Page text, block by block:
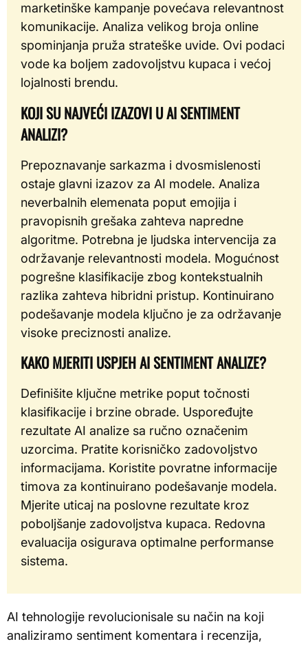
marketinške kampanje povećava relevantnost
komunikacije. Analiza velikog broja online
spominjanja pruža strateške uvide. Ovi podaci
vode ka boljem zadovoljstvu kupaca i većoj
lojalnosti brendu.
KOJI SU NAJVEĆI IZAZOVI U AI SENTIMENT
ANALIZI?
Prepoznavanje sarkazma i dvosmislenosti
ostaje glavni izazov za AI modele. Analiza
neverbalnih elemenata poput emojija i
pravopisnih grešaka zahteva napredne
algoritme. Potrebna je ljudska intervencija za
održavanje relevantnosti modela. Mogućnost
pogrešne klasifikacije zbog kontekstualnih
razlika zahteva hibridni pristup. Kontinuirano
podešavanje modela ključno je za održavanje
visoke preciznosti analize.
KAKO MJERITI USPJEH AI SENTIMENT ANALIZE?
Definišite ključne metrike poput točnosti
klasifikacije i brzine obrade. Uspoređujte
rezultate AI analize sa ručno označenim
uzorcima. Pratite korisničko zadovoljstvo
informacijama. Koristite povratne informacije
timova za kontinuirano podešavanje modela.
Mjerite uticaj na poslovne rezultate kroz
poboljšanje zadovoljstva kupaca. Redovna
evaluacija osigurava optimalne performanse
sistema.
AI tehnologije revolucionisale su način na koji
analiziramo sentiment komentara i recenzija,